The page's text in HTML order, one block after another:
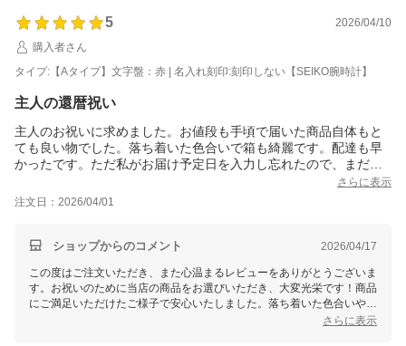
5
2026/04/10
購入者さん
タイプ:【Aタイプ】文字盤：赤 | 名入れ刻印:刻印しない【SEIKO腕時計】
主人の還暦祝い
主人のお祝いに求めました。お値段も手頃で届いた商品自体もと
ても良い物でした。落ち着いた色合いで箱も綺麗です。配達も早
かったです。ただ私がお届け予定日を入力し忘れたので、まだ主
人には渡していませんが、今から楽しみです。良い物をありがと
うございました。
さらに表示
注文日：2026/04/01
ショップからのコメント 2026/04/17
この度はご注文いただき、また心温まるレビューをありがとうございま
す。お祝いのために当店の商品をお選びいただき、大変光栄です！商品
にご満足いただけたご様子で安心いたしました。落ち着いた色合いや美
さらに表示